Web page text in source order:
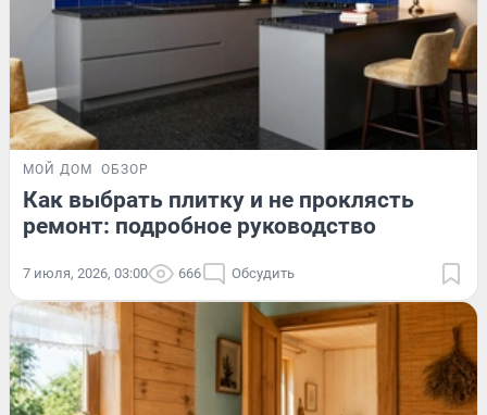
МОЙ ДОМ ОБЗОР
Как выбрать плитку и не проклясть
ремонт: подробное руководство
7 июля, 2026, 03:00 666 Обсудить